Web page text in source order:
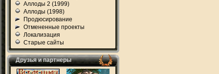
Аллоды 2 (1999)
Аллоды (1998)
Продюсирование
Отмененные проекты
Локализация
Старые сайты
Друзья и партнеры